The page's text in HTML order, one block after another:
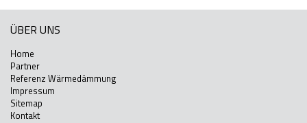
ÜBER UNS
Home
Partner
Referenz Wärmedämmung
Impressum
Sitemap
Kontakt